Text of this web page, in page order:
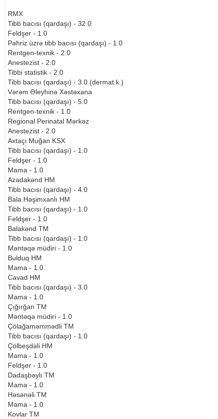
RMX
Tibb bacısı (qardaşı) - 32.0
Feldşer - 1.0
Pəhriz üzrə tibb bacısı (qardaşı) - 1.0
Rentgen-texnik - 2.0
Anestezist - 2.0
Tibbi statistik - 2.0
Tibb bacısı (qardaşı) - 3.0 (dermat.k.)
Vərəm Əleyhinə Xəstəxana
Tibb bacısı (qardaşı) - 5.0
Rentgen-texnik - 1.0
Regional Perinatal Mərkəz
Anestezist - 2.0
Axtaçı Muğan KSX
Tibb bacısı (qardaşı) - 1.0
Feldşer - 1.0
Mama - 1.0
Azadakənd HM
Tibb bacısı (qardaşı) - 4.0
Bala Həşimxanlı HM
Tibb bacısı (qardaşı) - 1.0
Feldşer - 1.0
Balakənd TM
Tibb bacısı (qardaşı) - 1.0
Məntəqə müdiri - 1.0
Bulduq HM
Mama - 1.0
Cavad HM
Tibb bacısı (qardaşı) - 3.0
Mama - 1.0
Çığırğan TM
Məntəqə müdiri - 1.0
Çölağaməmmədli TM
Tibb bacısı (qardaşı) - 1.0
Çölbeşdəli HM
Mama - 1.0
Feldşer - 1.0
Dadaşbəylı TM
Mama - 1.0
Həsənəli TM
Mama - 1.0
Kovlar TM